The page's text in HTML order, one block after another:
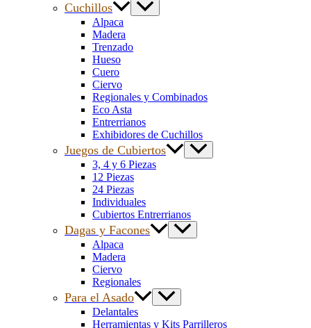
Cuchillos
Alpaca
Madera
Trenzado
Hueso
Cuero
Ciervo
Regionales y Combinados
Eco Asta
Entrerrianos
Exhibidores de Cuchillos
Juegos de Cubiertos
3, 4 y 6 Piezas
12 Piezas
24 Piezas
Individuales
Cubiertos Entrerrianos
Dagas y Facones
Alpaca
Madera
Ciervo
Regionales
Para el Asado
Delantales
Herramientas y Kits Parrilleros